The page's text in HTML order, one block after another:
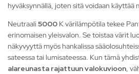
hyväksynnällä, joten sitä voidaan käyttää
Neutraali 5000 K värilämpötila tekee
erinomaisen yleisvalon. Se toistaa värit
näkyvyyttä myös hankalissa
sateessa tai lumisateessa. Kun tämä
alareunasta rajattuun valokuvioon,